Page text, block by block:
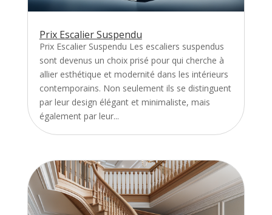
Prix Escalier Suspendu
Prix Escalier Suspendu Les escaliers suspendus
sont devenus un choix prisé pour qui cherche à
allier esthétique et modernité dans les intérieurs
contemporains. Non seulement ils se distinguent
par leur design élégant et minimaliste, mais
également par leur...